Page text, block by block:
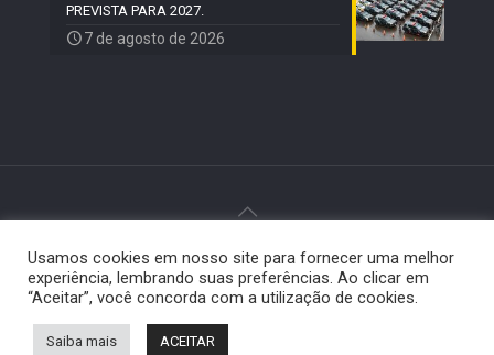
PREVISTA PARA 2027.
7 de agosto de 2026
© 2024 Paiquerê - Todos os direitos reservados |
Desenvolvido porElemento Visual .
Usamos cookies em nosso site para fornecer uma melhor
experiência, lembrando suas preferências. Ao clicar em
“Aceitar”, você concorda com a utilização de cookies.
Saiba mais ACEITAR